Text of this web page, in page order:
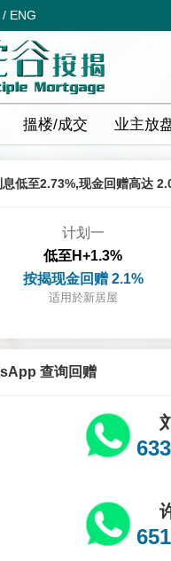
/ ENG
搵楼/成交 业主放
低至2.73%,现金回赠高达
计划一
低至H+1.3%
按揭现金回赠 2.1%
适用於新居屋
查询回赠